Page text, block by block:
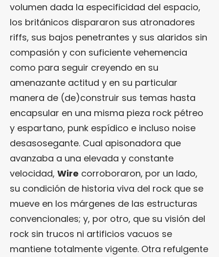
volumen dada la especificidad del espacio,
los británicos dispararon sus atronadores
riffs, sus bajos penetrantes y sus alaridos sin
compasión y con suficiente vehemencia
como para seguir creyendo en su
amenazante actitud y en su particular
manera de (de)construir sus temas hasta
encapsular en una misma pieza rock pétreo
y espartano, punk espídico e incluso noise
desasosegante. Cual apisonadora que
avanzaba a una elevada y constante
velocidad, Wire corroboraron, por un lado,
su condición de historia viva del rock que se
mueve en los márgenes de las estructuras
convencionales; y, por otro, que su visión del
rock sin trucos ni artificios vacuos se
mantiene totalmente vigente. Otra refulgente